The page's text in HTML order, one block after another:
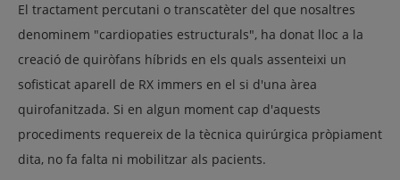
El tractament percutani o transcatèter del que nosaltres
denominem "cardiopaties estructurals", ha donat lloc a la
creació de quiròfans híbrids en els quals assenteixi un
sofisticat aparell de RX immers en el si d'una àrea
quirofanitzada. Si en algun moment cap d'aquests
procediments requereix de la tècnica quirúrgica pròpiament
dita, no fa falta ni mobilitzar als pacients.